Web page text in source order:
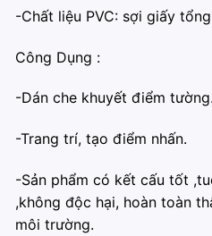
-Chất liệu PVC: sợi giấy
Công Dụng :
-Dán che khuyết điểm tường.
-️Trang trí, tạo điểm nhấn.
-Sản phẩm có kết cấu tốt
,không độc hại, hoàn toàn
môi trường.